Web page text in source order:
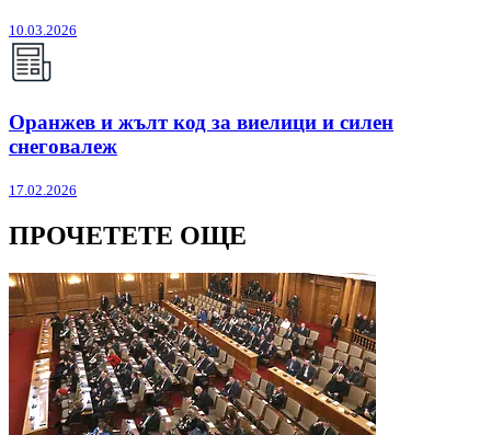
10.03.2026
Оранжев и жълт код за виелици и силен
снеговалеж
17.02.2026
ПРОЧЕТЕТЕ ОЩЕ